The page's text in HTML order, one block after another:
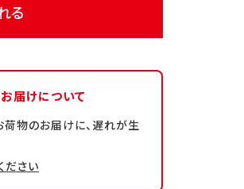
る
届けについて
物のお届けに、遅れが生
ださい